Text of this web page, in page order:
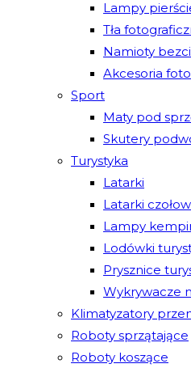
Lampy
Tła
Namioty
Akcesoria foto
Sport
Maty pod
Skutery
Turystyka
Latarki
Latarki
Lampy
Lodówki
Prysznice
Wykrywacze
Klimatyzatory
Roboty sprzątające
Roboty koszące